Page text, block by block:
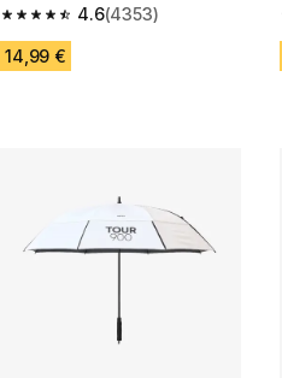
4.6
4.6 od 5 zvezdic from 4353 ocene
(4353)
14,99 €